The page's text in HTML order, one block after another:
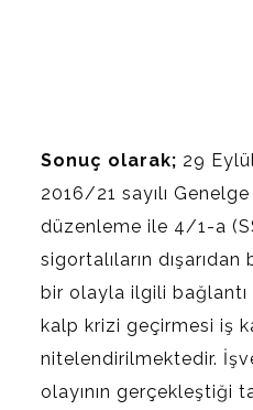
Sonuç olarak; 29
2016/21 sayılı
düzenleme ile 4/1-a
sigortalıların
bir olayla ilgili
kalp krizi geçirmesi iş
nitelendirilmektedir.
olayının gerçekleştiği